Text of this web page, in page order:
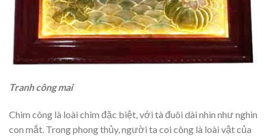
Tranh công mai
Chim công là loài chim đặc biệt, với tà đuôi dài nhìn như nghìn
con mắt. Trong phong thủy, người ta coi công là loài vật của